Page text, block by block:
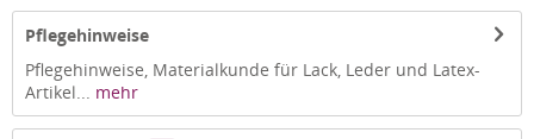
Pflegehinweise
Pflegehinweise, Materialkunde für Lack, Leder und Latex-
Artikel... mehr